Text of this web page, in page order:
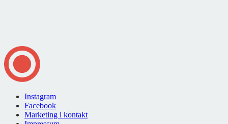
Instagram
Facebook
Marketing i kontakt